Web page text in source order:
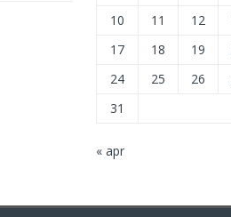
10
11 12
17
18 19
24
25 26
31
« apr